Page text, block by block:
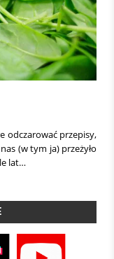
odczarować przepisy,
(w tym ja) przeżyło
lat…